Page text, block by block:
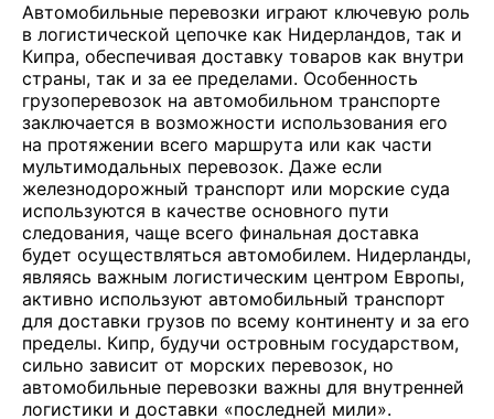
Автомобильные перевозки играют ключевую роль
в логистической цепочке как Нидерландов, так и
Кипра, обеспечивая доставку товаров как внутри
страны, так и за ее пределами. Особенность
грузоперевозок на автомобильном транспорте
заключается в возможности использования его
на протяжении всего маршрута или как части
мультимодальных перевозок. Даже если
железнодорожный транспорт или морские суда
используются в качестве основного пути
следования, чаще всего финальная доставка
будет осуществляться автомобилем. Нидерланды,
являясь важным логистическим центром Европы,
активно используют автомобильный транспорт
для доставки грузов по всему континенту и за его
пределы. Кипр, будучи островным государством,
сильно зависит от морских перевозок, но
автомобильные перевозки важны для внутренней
логистики и доставки «последней мили».